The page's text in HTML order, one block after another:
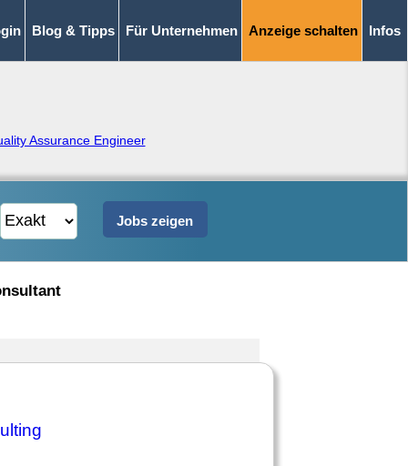
Blog & Tipps Für Unternehmen Anzeige schalten Infos
Assurance Engineer